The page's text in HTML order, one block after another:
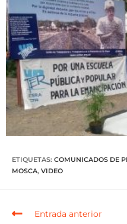
ETIQUETAS: COMUNICADOS DE
MOSCA, VIDEO
Entrada anterior